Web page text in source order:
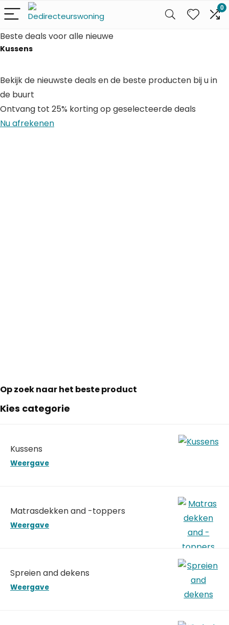
0
Beste deals voor alle nieuwe
Kussens
Bekijk de nieuwste deals en de beste producten bij u in
de buurt
Ontvang tot 25% korting op geselecteerde deals
Nu afrekenen
Op zoek naar het beste product
Kies categorie
Kussens
Weergave
Matrasdekken and -toppers
Weergave
Spreien and dekens
Weergave